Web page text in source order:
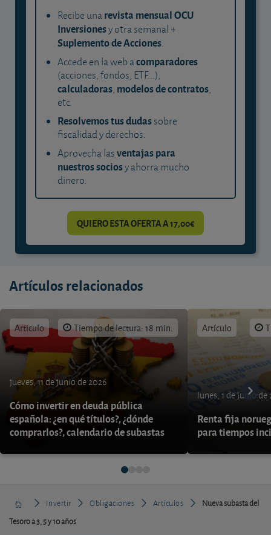
Recibe unarevista mensual OCU
Inversionesy otra semanal +
Suplemento de Acciones.
Accede en la web acomparadores
(acciones, fondos, ETF...),
calculadoras, modelos de contratos,
etc.
Resolvemos tus dudassobre
fiscalidad y derechos.
Aprovecha lasventajas para
nuestros sociosy ahorra mucho
dinero.
QUIERO ESTA OFERTA A 17,00€
Artículos relacionados
Artículo Tiempo de lectura: 18 min.
jueves, 11 de junio de 2026
Cómo invertir en deuda pública
española: ¿en qué títulos?, ¿dónde
comprarlos?, calendario de subastas
Artículo
lunes, 1 de junio de
Renta fija
para tiempos
Invertir Obligaciones Artículos
Nueva subasta del
Tesoro a 3, 5 y 10 años